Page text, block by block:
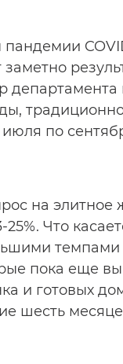
департамента
по
на элитное
25%. Что
темпами
пока еще
и готовых
шесть